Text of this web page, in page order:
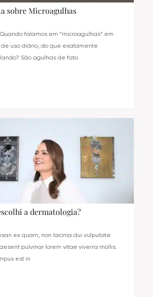
sobre Microagulhas
falamos em “microagulhas” em
de uso diário, do que exatamente
São agulhas de fato
a dermatologia?
ex quam, non lacinia dui vulputate
pulvinar lorem vitae viverra mollis.
est in